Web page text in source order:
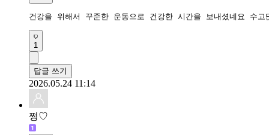
건강을 위해서 꾸준한 운동으로 건강한 시간을 보내셨네요 수
1
답글 쓰기
2026.05.24 11:14
쩡♡